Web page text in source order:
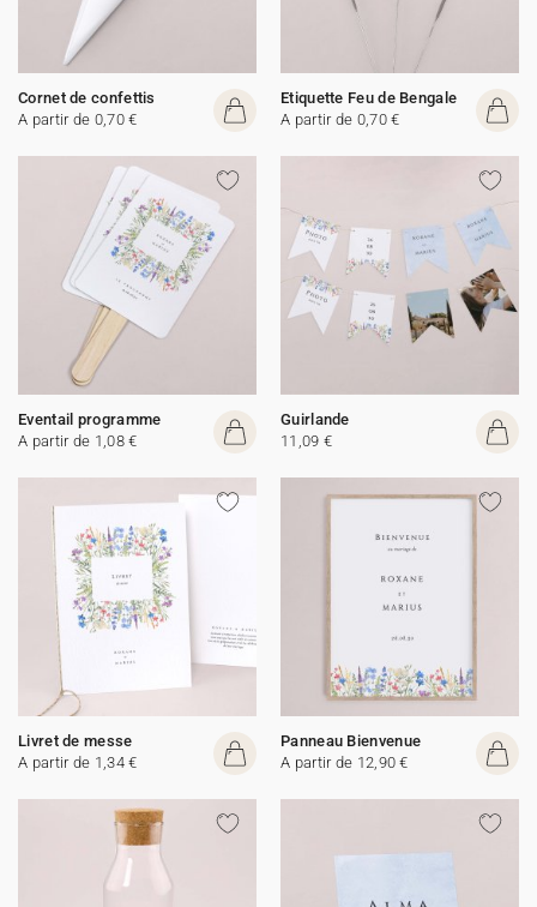
Cornet de confettis
A partir de 0,70 €
Etiquette Feu de Bengale
A partir de 0,70 €
Eventail programme
A partir de 1,08 €
Guirlande
11,09 €
Livret de messe
A partir de 1,34 €
Panneau Bienvenue
A partir de 12,90 €